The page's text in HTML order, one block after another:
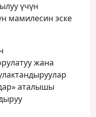
үчүн
мамилесин эске
жана
аталышы